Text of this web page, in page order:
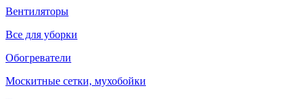
Вентиляторы
Все для уборки
Обогреватели
Москитные сетки, мухобойки